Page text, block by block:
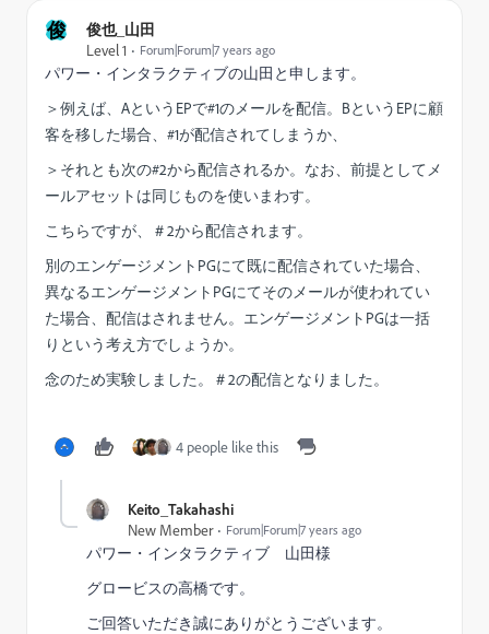
俊
俊也_山田
Level 1
Forum|Forum|7 years ago
パワー・インタラクティブの山田と申します。
＞例えば、AというEPで#1のメールを配信。BというEPに顧
客を移した場合、#1が配信されてしまうか、
＞ それとも次の#2から配信されるか。なお、前提としてメ
ールアセットは同じものを使いまわす。
こちらですが、＃2から配信されます。
別のエンゲージメントPGにて既に配信されていた場合、
異なるエンゲージメントPGにてそのメールが使われてい
た場合、 配信はされません。 エンゲージメントPGは一括
りという考え方でしょうか。
念のため実験しました。＃2の配信となりました。
4 people like this
Keito_Takahashi
New Member
Forum|Forum|7 years ago
パワー・インタラクティブ 山田様
グロービスの高橋です。
ご回答いただき誠にありがとうございます。